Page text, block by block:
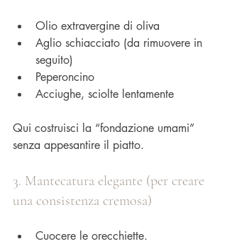
Olio extravergine di oliva
Aglio schiacciato (da rimuovere in
seguito)
Peperoncino
Acciughe, sciolte lentamente
Qui costruisci la “fondazione umami”
senza appesantire il piatto.
3. Mantecatura elegante (per creare
una consistenza cremosa)
Cuocere le orecchiette.